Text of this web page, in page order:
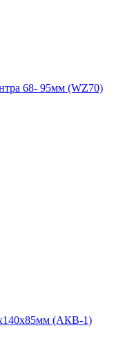
68- 95мм (WZ70)
(АКВ-1)